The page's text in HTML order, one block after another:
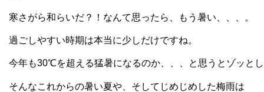
寒さがら和らいだ？！なんて思ったら、もう暑い、、、。
過ごしやすい時期は本当に少しだけですね。
今年も30℃を超える猛暑になるのか、、、と思うとゾッと
そんなこれからの暑い夏や、そしてじめじめした梅雨は